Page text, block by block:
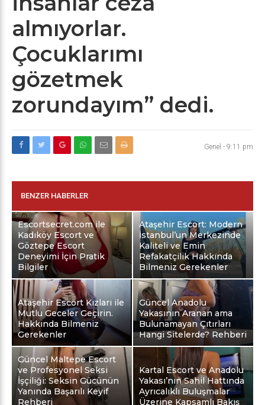
almıyorlar.
Çocuklarımı
gözetmek
zorundayım” dedi.
Genel - 9:11 pm
BENZER HABERLER
Escortsecret.com ile
Kadıköy Escort ve
Göztepe Escort
Deneyimi İçin Pratik
Bilgiler
Ataşehir Escort: Modern
İstanbul’un Merkezinde
Kaliteli ve Emin
Refakatçilik Hakkında
Bilmeniz Gerekenler
Ataşehir Escort Kızları ile
Mutlu Geceler Geçirin.
Hakkında Bilmeniz
Gerekenler
Güncel Anadolu
Yakasının Aranan ama
Bulunamayan Çıtırları
Hangi Sitelerde? Rehberi
Güncel Maltepe Escort
ve Profesyonel Seksi
İşçiliği: Seksin Gücünün
Yanında Başarılı Keyif
Rehberi
Kartal Escort ve Anadolu
Yakası’nın Sahil Hattında
Ayrıcalıklı Buluşmalar
Üzerine Kapsamlı Bakış